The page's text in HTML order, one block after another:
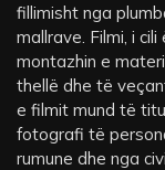
fillimisht nga
mallrave. Filmi, i
montazhin e
thellë dhe të
e filmit mund të
fotografi të
rumune dhe nga